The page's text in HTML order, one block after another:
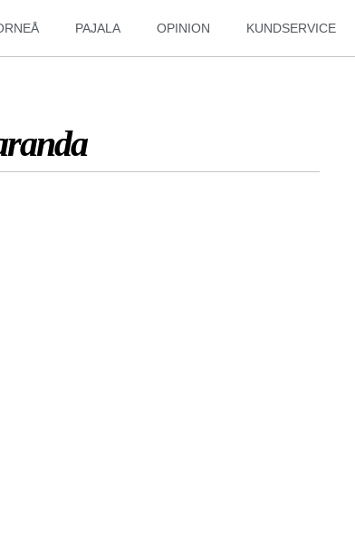
PAJALA OPINION KUNDSERVICE